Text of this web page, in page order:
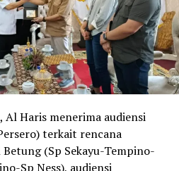
Al Haris menerima audiensi
terkait rencana
(Sp Sekayu-Tempino-
Sp Ness), audiensi